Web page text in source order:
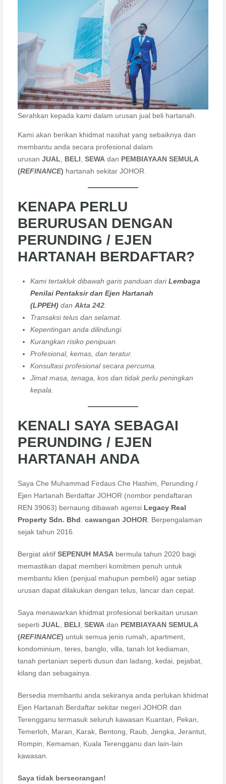
Serahkan kepada kami dalam urusan jual beli hartanah.
Kami akan berikan khidmat nasihat yang sebaiknya dan
membantu anda secara profesional dalam
urusan JUAL BELI SEWA dan PEMBIAYAAN SEMULA
(REFINANCE) hartanah sekitar JOHOR.
KENAPA PERLU
BERURUSAN DENGAN
PERUNDING / EJEN
HARTANAH BERDAFTAR?
Kami tertakluk dibawah garis panduan dariLembaga
Penilai Pentaksir dan Ejen Hartanah
(LPPEH) dan Akta 242
Transaksi telus dan selamat.
Kepentingan anda dilindungi.
Kurangkan risiko penipuan.
Profesional, kemas, dan teratur.
Konsultasi profesional secara percuma.
Jimat masa, tenaga, kos dan tidak perlu peningkan
kepala.
KENALI SAYA SEBAGAI
PERUNDING / EJEN
HARTANAH ANDA
Saya Che Muhammad Firdaus Che Hashim, Perunding /
Ejen Hartanah Berdaftar JOHOR (nombor pendaftaran
REN 39063) bernaung dibawah agensi Legacy Real
Property Sdn. Bhd cawangan JOHOR . Berpengalaman
sejak tahun 2016.
Bergiat aktif SEPENUH MASA bermula tahun 2020 bagi
memastikan dapat memberi komitmen penuh untuk
membantu klien (penjual mahupun pembeli) agar setiap
urusan dapat dilakukan dengan telus, lancar dan cepat.
Saya menawarkan khidmat profesional berkaitan urusan
seperti JUAL BELI SEWA dan PEMBIAYAAN SEMULA
(REFINANCE) untuk semua jenis rumah, apartment,
kondominium, teres, banglo, villa, tanah lot kediaman,
tanah pertanian seperti dusun dan ladang, kedai, pejabat,
kilang dan sebagainya.
Bersedia membantu anda sekiranya anda perlukan khidmat
Ejen Hartanah Berdaftar sekitar negeri JOHOR dan
Terengganu termasuk seluruh kawasan Kuantan, Pekan,
Temerloh, Maran, Karak, Bentong, Raub, Jengka, Jerantut,
Rompin, Kemaman, Kuala Terengganu dan lain-lain
kawasan.
Saya tidak berseorangan!